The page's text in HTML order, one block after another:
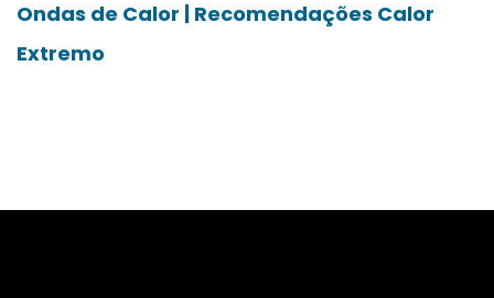
Ondas de Calor | Recomendações Calor
Extremo